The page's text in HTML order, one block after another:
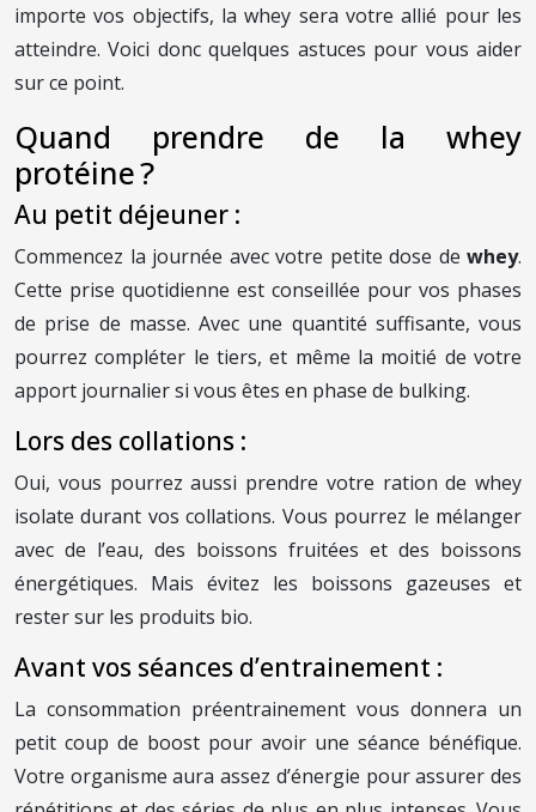
importe vos objectifs, la whey sera votre allié pour les
atteindre. Voici donc quelques astuces pour vous aider
sur ce point.
Quand prendre de la whey
protéine ?
Au petit déjeuner :
Commencez la journée avec votre petite dose de whey.
Cette prise quotidienne est conseillée pour vos phases
de prise de masse. Avec une quantité suffisante, vous
pourrez compléter le tiers, et même la moitié de votre
apport journalier si vous êtes en phase de bulking.
Lors des collations :
Oui, vous pourrez aussi prendre votre ration de whey
isolate durant vos collations. Vous pourrez le mélanger
avec de l’eau, des boissons fruitées et des boissons
énergétiques. Mais évitez les boissons gazeuses et
rester sur les produits bio.
Avant vos séances d’entrainement :
La consommation préentrainement vous donnera un
petit coup de boost pour avoir une séance bénéfique.
Votre organisme aura assez d’énergie pour assurer des